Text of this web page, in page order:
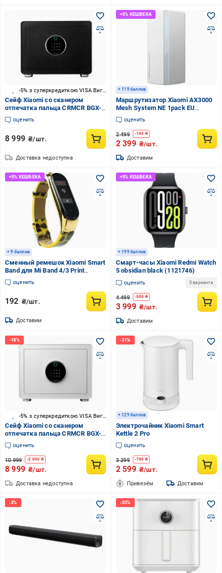
-5% з суперкредиткою VISA Вигода
Сейф Xiaomi со сканером
отпечатка пальца CRMCR BGX-
X1-30MP Black
оценить
8 999 ₴/шт.
Доставка недоступна
+ 119 баллов
Маршрутизатор Xiaomi AX3000
Mesh System NE 1pack EU
(DVB4459GL)
оценить
2 499 -100 ₴
2 399 ₴/шт.
Доставим
+ 9 баллов
Сменный ремешок Xiaomi Smart
Band для Mi Band 4/3 Print
Animal yellow 589078
оценить
192 ₴/шт.
Доставим
+ 199 баллов
Смарт-часы Xiaomi Redmi Watch
5 obsidian black (1121746)
оценить 3 варианта
4 499 -500 ₴
3 999 ₴/шт.
Доставим
-5% з суперкредиткою VISA Вигода
Сейф Xiaomi со сканером
отпечатка пальца CRMCR BGX-
X1-30MP White
оценить
10 999 -2 000 ₴
8 999 ₴/шт.
Доставка недоступна
+ 129 баллов
Электрочайник Xiaomi Smart
Kettle 2 Pro
оценить
3 299 -700 ₴
2 599 ₴/шт.
Привезём Доставим